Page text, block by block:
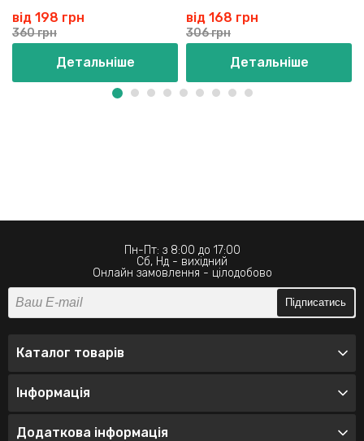
від 198 грн
360 грн
Детальніше
від 168 грн
306 грн
Детальніше
Пн-Пт: з 8:00 до 17:00
Сб, Нд - вихідний
Онлайн замовлення - цілодобово
Підписатись
Каталог товарів
Інформація
Додаткова інформація